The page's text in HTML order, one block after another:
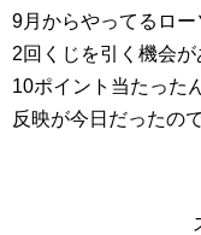
9月からやってるロー
2回くじを引く機会
10ポイント当たった
反映が今日だったの